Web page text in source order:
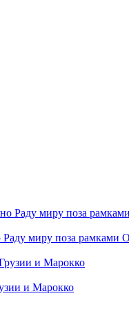
Раду миру поза
и Марокко